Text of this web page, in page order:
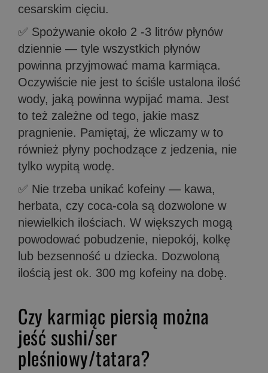
cesarskim cięciu.
✅ Spożywanie około 2 -3 litrów płynów
dziennie — tyle wszystkich płynów
powinna przyjmować mama karmiąca.
Oczywiście nie jest to ściśle ustalona ilość
wody, jaką powinna wypijać mama. Jest
to też zależne od tego, jakie masz
pragnienie. Pamiętaj, że wliczamy w to
również płyny pochodzące z jedzenia, nie
tylko wypitą wodę.
✅ Nie trzeba unikać kofeiny — kawa,
herbata, czy coca-cola są dozwolone w
niewielkich ilościach. W większych mogą
powodować pobudzenie, niepokój, kolkę
lub bezsenność u dziecka. Dozwoloną
ilością jest ok. 300 mg kofeiny na dobę.
Czy karmiąc piersią można
jeść sushi/ser
pleśniowy/tatara?